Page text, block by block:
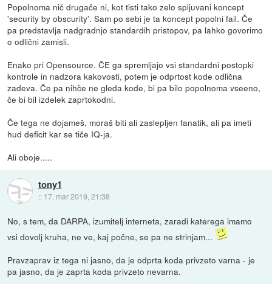
Popolnoma nič drugače ni, kot tisti tako zelo spljuvani koncept
'security by obscurity'. Sam po sebi je ta koncept popolni fail. Če
pa predstavlja nadgradnjo standardih pristopov, pa lahko govorimo
o odlični zamisli.
Enako pri Opensource. ČE ga spremljajo vsi standardni postopki
kontrole in nadzora kakovosti, potem je odprtost kode odlična
zadeva. Če pa nihče ne gleda kode, bi pa bilo popolnoma vseeno,
če bi bil izdelek zaprtokodni.
Če tega ne dojameš, moraš biti ali zaslepljen fanatik, ali pa imeti
hud deficit kar se tiče IQ-ja.
Ali oboje.....
tony1
:: 17. mar 2019, 21:38
No, s tem, da DARPA, izumitelj interneta, zaradi katerega imamo
vsi dovolj kruha, ne ve, kaj počne, se pa ne strinjam...
Pravzaprav iz tega ni jasno, da je odprta koda privzeto varna - je
pa jasno, da je zaprta koda privzeto nevarna.